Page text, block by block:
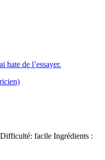
hate de l’essayer.
facile Ingrédients :